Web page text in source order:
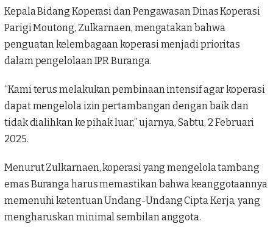
Kepala Bidang Koperasi dan Pengawasan Dinas Koperasi
Parigi Moutong, Zulkarnaen, mengatakan bahwa
penguatan kelembagaan koperasi menjadi prioritas
dalam pengelolaan IPR Buranga.
“Kami terus melakukan pembinaan intensif agar koperasi
dapat mengelola izin pertambangan dengan baik dan
tidak dialihkan ke pihak luar,” ujarnya, Sabtu, 2 Februari
2025.
Menurut Zulkarnaen, koperasi yang mengelolatambang
emas Buranga harus memastikan bahwa keanggotaannya
memenuhi ketentuan Undang-Undang Cipta Kerja, yang
mengharuskan minimal sembilan anggota.